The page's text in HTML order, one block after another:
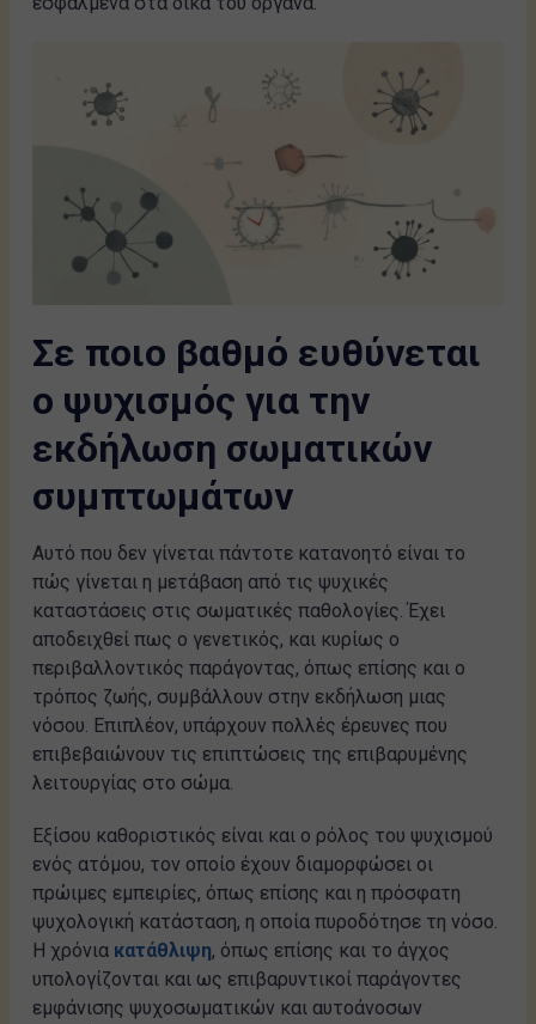
Σε ποιο βαθμό ευθύνεται
ο ψυχισμός για την
εκδήλωση σωματικών
συμπτωμάτων
Αυτό που δεν γίνεται πάντοτε κατανοητό είναι το
πώς γίνεται η μετάβαση από τις ψυχικές
καταστάσεις στις σωματικές παθολογίες. Έχει
αποδειχθεί πως ο γενετικός, και κυρίως ο
περιβαλλοντικός παράγοντας, όπως επίσης και ο
τρόπος ζωής, συμβάλλουν στην εκδήλωση μιας
νόσου. Επιπλέον, υπάρχουν πολλές έρευνες που
επιβεβαιώνουν τις επιπτώσεις της επιβαρυμένης
λειτουργίας στο σώμα.
Εξίσου καθοριστικός είναι και ο ρόλος του ψυχισμού
ενός ατόμου, τον οποίο έχουν διαμορφώσει οι
πρώιμες εμπειρίες, όπως επίσης και η πρόσφατη
ψυχολογική κατάσταση, η οποία πυροδότησε τη νόσο.
Η χρόνια κατάθλιψη, όπως επίσης και το άγχος
υπολογίζονται και ως επιβαρυντικοί παράγοντες
εμφάνισης ψυχοσωματικών και αυτοάνοσων